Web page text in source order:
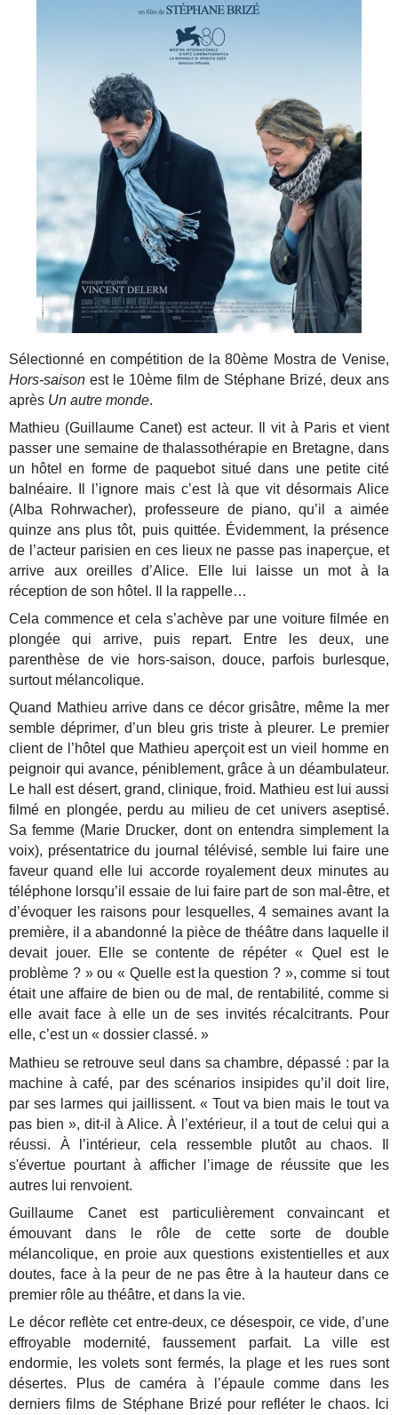
Sélectionné en compétition de la 80ème Mostra de Venise,
Hors-saison est le 10ème film de Stéphane Brizé, deux ans
après Un autre monde.
Mathieu (Guillaume Canet) est acteur. Il vit à Paris et vient
passer une semaine de thalassothérapie en Bretagne, dans
un hôtel en forme de paquebot situé dans une petite cité
balnéaire. Il l’ignore mais c’est là que vit désormais Alice
(Alba Rohrwacher), professeure de piano, qu’il a aimée
quinze ans plus tôt, puis quittée. Évidemment, la présence
de l’acteur parisien en ces lieux ne passe pas inaperçue, et
arrive aux oreilles d’Alice. Elle lui laisse un mot à la
réception de son hôtel. Il la rappelle…
Cela commence et cela s’achève par une voiture filmée en
plongée qui arrive, puis repart. Entre les deux, une
parenthèse de vie hors-saison, douce, parfois burlesque,
surtout mélancolique.
Quand Mathieu arrive dans ce décor grisâtre, même la mer
semble déprimer, d’un bleu gris triste à pleurer. Le premier
client de l’hôtel que Mathieu aperçoit est un vieil homme en
peignoir qui avance, péniblement, grâce à un déambulateur.
Le hall est désert, grand, clinique, froid. Mathieu est lui aussi
filmé en plongée, perdu au milieu de cet univers aseptisé.
Sa femme (Marie Drucker, dont on entendra simplement la
voix), présentatrice du journal télévisé, semble lui faire une
faveur quand elle lui accorde royalement deux minutes au
téléphone lorsqu’il essaie de lui faire part de son mal-être, et
d’évoquer les raisons pour lesquelles, 4 semaines avant la
première, il a abandonné la pièce de théâtre dans laquelle il
devait jouer. Elle se contente de répéter « Quel est le
problème ? » ou « Quelle est la question ? », comme si tout
était une affaire de bien ou de mal, de rentabilité, comme si
elle avait face à elle un de ses invités récalcitrants. Pour
elle, c’est un « dossier classé. »
Mathieu se retrouve seul dans sa chambre, dépassé : par la
machine à café, par des scénarios insipides qu’il doit lire,
par ses larmes qui jaillissent. « Tout va bien mais le tout va
pas bien », dit-il à Alice. À l’extérieur, il a tout de celui qui a
réussi. À l’intérieur, cela ressemble plutôt au chaos. Il
s'évertue pourtant à afficher l’image de réussite que les
autres lui renvoient.
Guillaume Canet est particulièrement convaincant et
émouvant dans le rôle de cette sorte de double
mélancolique, en proie aux questions existentielles et aux
doutes, face à la peur de ne pas être à la hauteur dans ce
premier rôle au théâtre, et dans la vie.
Le décor reflète cet entre-deux, ce désespoir, ce vide, d’une
effroyable modernité, faussement parfait. La ville est
endormie, les volets sont fermés, la plage et les rues sont
désertes. Plus de caméra à l’épaule comme dans les
derniers films de Stéphane Brizé pour refléter le chaos. Ici